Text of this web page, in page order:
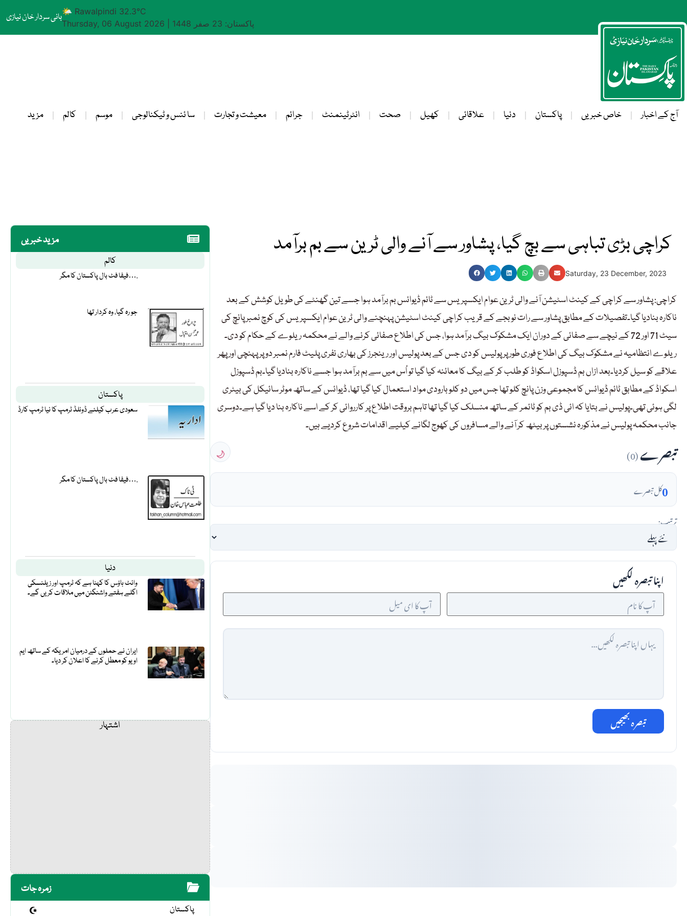
بانی سردار خان نیازی🌤 Rawalpindi 32.3°C
Thursday, 06 August 2026
پاکستان: 23 صفر 1448
آج کے اخبار خاص خبریں پاکستان دنیا علاقائی کھیل صحت انٹرٹینمنٹ جرائم معیشت و تجارت سا ئنس و ٹیکنالوجی موسم کالم مزید
مزید خبریں
کالم
فیفا فٹ بال پاکستان کا مگر….
جو رہ گیا، وہ کردار تھا
پاکستان
سعودی عرب کیلئے ڈونلڈ ٹرمپ کا نیا ٹرمپ کارڈ
فیفا فٹ بال پاکستان کا مگر….
دنیا
وائٹ ہاؤس کا کہنا ہے کہ ٹرمپ اور زیلنسکی
اگلے ہفتے واشنگٹن میں ملاقات کریں گے۔
ایران نے حملوں کے درمیان امریکہ کے ساتھ ایم
او یو کو معطل کرنے کا اعلان کر دیا۔
اشتہار
زمرہ جات
پاکستان
کراچی بڑی تباہی سے بچ گیا، پشاور سے آنے والی ٹرین سے بم برآمد
Saturday, 23 December, 2023
کراچی: پشاور سے کراچی کے کینٹ اسٹیشن آنے والی ٹرین عوام ایکسپریس سے ٹائم ڈیوائس بم برآمد ہوا جسے تین گھنٹے کی طویل کوشش کے بعد
ناکارہ بنادیا گیا۔تفصیلات کے مطابق پشاور سے رات نو بجے کے قریب کراچی کینٹ اسٹیشن پہنچنے والی ٹرین عوام ایکسپریس کی کوچ نمبر پانچ کی
سیٹ 71 اور 72 کے نیچے سے صفائی کے دوران ایک مشکوک بیگ برآمد ہوا، جس کی اطلاع صفائی کرنے والے نے محکمہ ریلوے کے حکام کو دی۔
ریلوے انتظامیہ نے مشکوک بیگ کی اطلاع فوری طور پر پولیس کو دی جس کے بعد پولیس اور رینجرز کی بھاری نفری پلیٹ فارم نمبر دو پر پہنچی اور پھر
علاقے کو سیل کردیا۔بعد ازاں بم ڈسپوزل اسکواڈ کو طلب کر کے بیگ کا معائنہ کیا گیا تو اُس میں سے بم برآمد ہوا جسے ناکارہ بنادیا گیا۔بم ڈسپوزل
اسکواڈ کے مطابق ٹائم ڈیوائس کا مجموعی وزن پانچ کلو تھا جس میں دو کلو بارودی مواد استعمال کیا گیا تھا، ڈیوائس کے ساتھ موٹر سائیکل کی بیٹری
لگی ہوئی تھی۔پولیس نے بتایا کہ ائی ڈی بم کو ٹائمر کے ساتھ منسلک کیا گیا تھا تاہم بروقت اطلاع پر کارروائی کر کے اسے ناکارہ بنا دیا گیا ہے۔دوسری
جانب محکمہ پولیس نے مذکورہ نشستوں پر بیٹھ کر آنے والے مسافروں کی کھوج لگانے کیلیے اقدامات شروع کردیے ہیں۔
تبصرے(0)
🌙
0کل تبصرے
ترتیب:
اپنا تبصرہ لکھیں
تبصرہ بھیجیں